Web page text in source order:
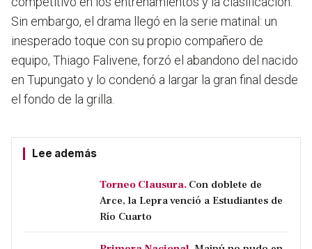
Sin embargo, el drama llegó en la serie matinal: un
inesperado toque con su propio compañero de
equipo, Thiago Falivene, forzó el abandono del nacido
en Tupungato y lo condenó a largar la gran final desde
el fondo de la grilla.
Lee además
Torneo Clausura. Con doblete de
Arce, la Lepra venció a Estudiantes de
Río Cuarto